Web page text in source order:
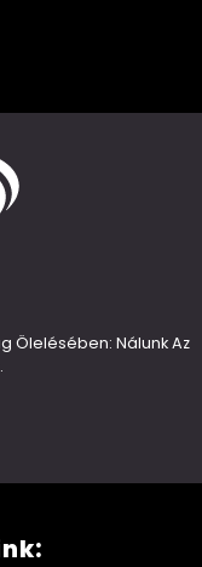
Ölelésében: Nálunk Az